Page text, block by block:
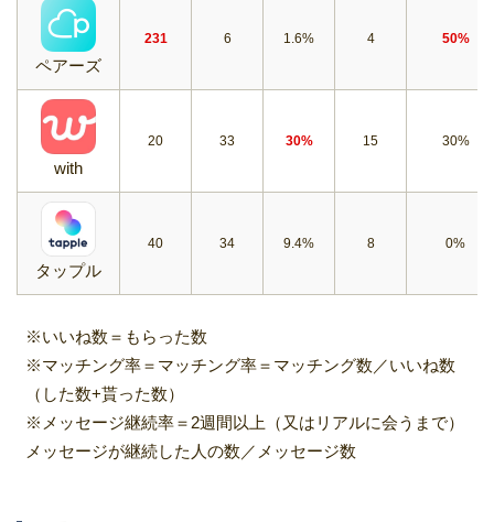
ペアーズ
231 6 1.6% 4 50%
with
20 33 30% 15 30%
タップル
40 34 9.4% 8 0%
※いいね数＝もらった数
※マッチング率＝マッチング率＝マッチング数／いいね数
（した数+貰った数）
※メッセージ継続率＝2週間以上（又はリアルに会うまで）
メッセージが継続した人の数／メッセージ数